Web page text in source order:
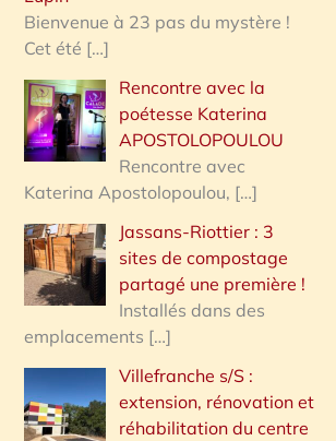
Bienvenue à 23 pas du mystère !
Cet été […]
Rencontre avec la
poétesse Katerina
APOSTOLOPOULOU
Rencontre avec
Katerina Apostolopoulou, […]
Jassans-Riottier : 3
sites de compostage
partagé une première !
Installés dans des
emplacements […]
Villefranche s/S :
extension, rénovation et
réhabilitation du centre